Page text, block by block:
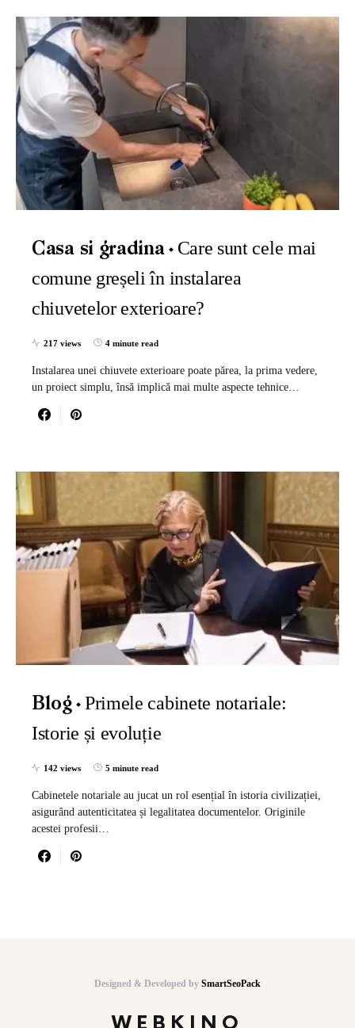
Casa si gradina
Care sunt cele mai
comune greșeli în instalarea
chiuvetelor exterioare?
217 views 4 minute read
Instalarea unei chiuvete exterioare poate părea, la prima vedere,
un proiect simplu, însă implică mai multe aspecte tehnice…
Blog
Primele cabinete notariale:
Istorie și evoluție
142 views 5 minute read
Cabinetele notariale au jucat un rol esențial în istoria civilizației,
asigurând autenticitatea și legalitatea documentelor. Originile
acestei profesii…
Designed & Developed by SmartSeoPack